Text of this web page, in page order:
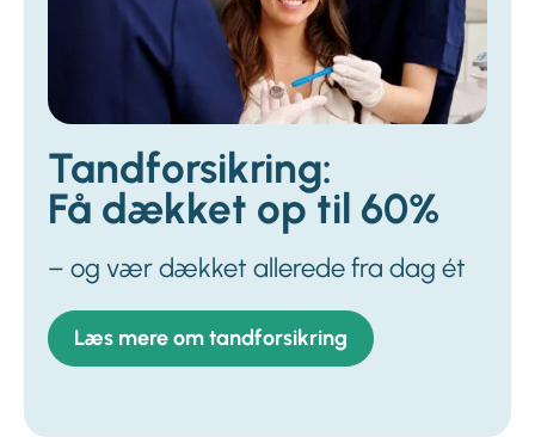
Tandforsikring:
Få dækket op til 60%
– og vær dækket allerede fra dag ét
Læs mere om tandforsikring